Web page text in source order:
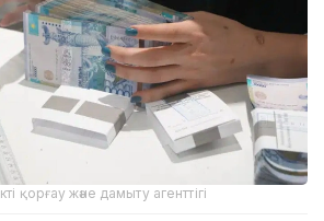
қорғау және дамыту агенттігі